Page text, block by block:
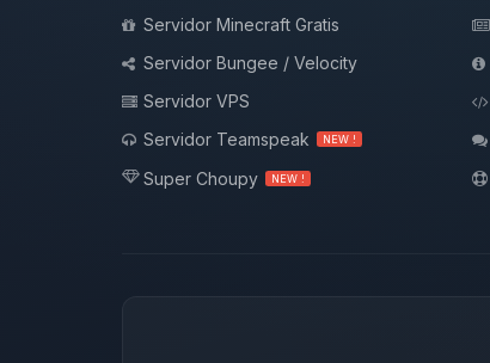
Servidor Minecraft Gratis
Servidor Bungee / Velocity
Servidor VPS
Servidor Teamspeak
NEW !
Super Choupy NEW !